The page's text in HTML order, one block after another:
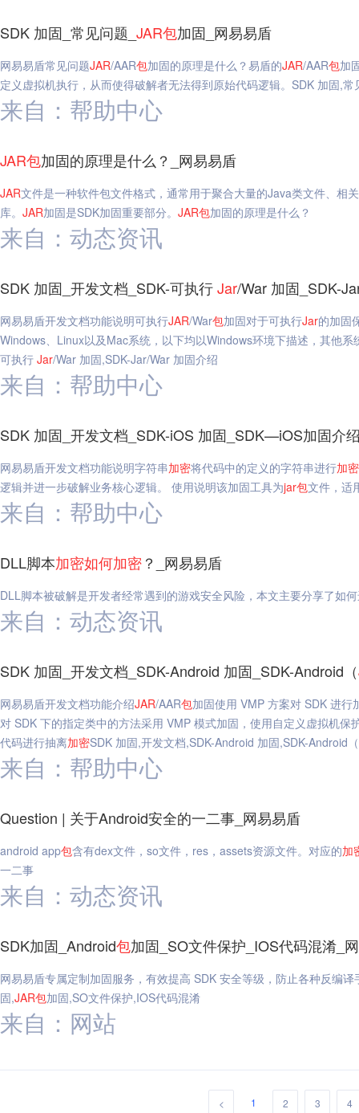
SDK 加固_常见问题_ JAR包加固_网易易盾
网易易盾常见问题JAR/AAR包加固的原理是什么？易盾的JAR/AAR包加
定义虚拟机执行，从而使得破解者无法得到原始代码逻辑。SDK 加固,常
来自：帮助中心
JAR包加固的原理是什么？_网易易盾
JAR文件是一种软件包文件格式，通常用于聚合大量的Java类文件、相
库。 JAR加固是SDK加固重要部分。 JAR包加固的原理是什么？
来自：动态资讯
SDK 加固_开发文档_SDK-可执行Jar/War 加固_SDK-
网易易盾开发文档功能说明可执行JAR/War包加固对于可执行Jar的加固
Windows、Linux以及Mac系统，以下均以Windows环境下描述，其他
可执行 Jar/War 加固,SDK-Jar/War 加固介绍
来自：帮助中心
SDK 加固_开发文档_SDK-iOS 加固_SDK—iOS加固介
网易易盾开发文档功能说明字符串加密将代码中的定义的字符串进行加密
逻辑并进一步破解业务核心逻辑。 使用说明该加固工具为jar包文件，适
来自：帮助中心
DLL脚本加密如何加密？_网易易盾
DLL脚本被破解是开发者经常遇到的游戏安全风险，本文主要分享了如
来自：动态资讯
SDK 加固_开发文档_SDK-Android 加固_SDK-Android（
网易易盾开发文档功能介绍JAR/AAR包加固使用 VMP 方案对 SDK 进
对 SDK 下的指定类中的方法采用 VMP 模式加固，使用自定义虚拟机
代码进行抽离加密SDK 加固,开发文档,SDK-Android 加固,SDK-Android（
来自：帮助中心
Question | 关于Android安全的一二事_网易易盾
android app包含有dex文件，so文件，res，assets资源文件。对应的加
一二事
来自：动态资讯
SDK加固_Android包加固_SO文件保护_IOS代码混淆_
网易易盾专属定制加固服务，有效提高 SDK 安全等级，防止各种反编
固,JAR包加固,SO文件保护,IOS代码混淆
来自：网站
< 1 2 3 4